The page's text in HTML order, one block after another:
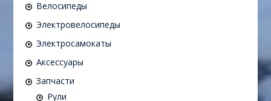
Велосипеды
Электровелосипеды
Электросамокаты
Аксессуары
Запчасти
Рули